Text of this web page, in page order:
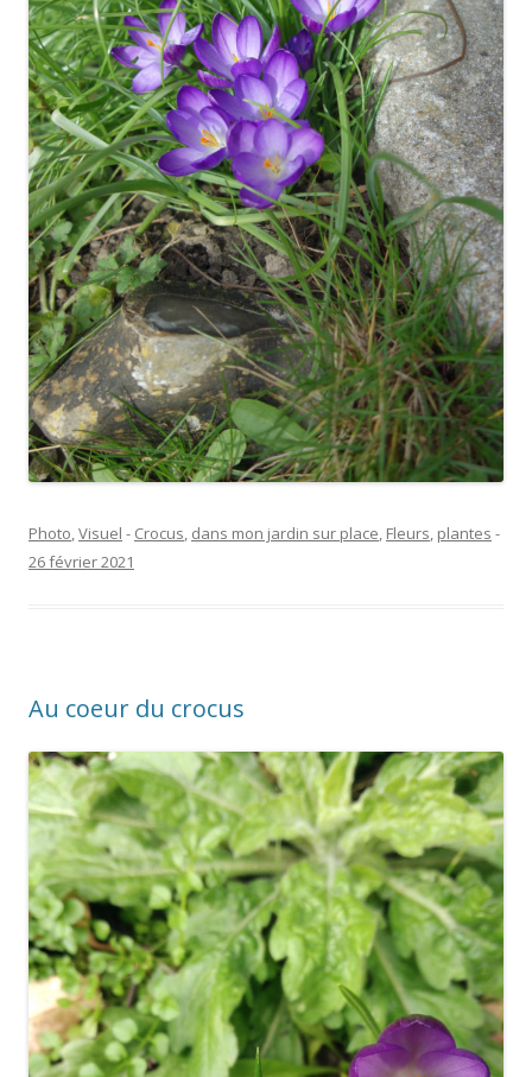
Photo,Visuel - Crocus, dans mon jardin sur place, Fleurs, plantes -
26 février 2021
Au coeur du crocus